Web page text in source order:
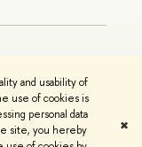
and usability of
use of cookies is
personal data
site, you hereby
✖
Privacy Policy